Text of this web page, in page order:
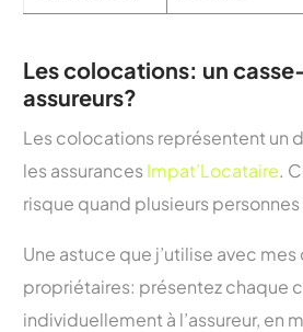
Les colocations: un
assureurs?
Les colocations représentent un
les assurancesImpat’Locataire.
risque quand plusieurs
Une astuce que j’utilise avec
propriétaires: présentez chaque
individuellement à l’assureur, en